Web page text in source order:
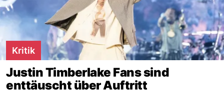
Kritik
Justin Timberlake Fans sind
enttäuscht über Auftritt